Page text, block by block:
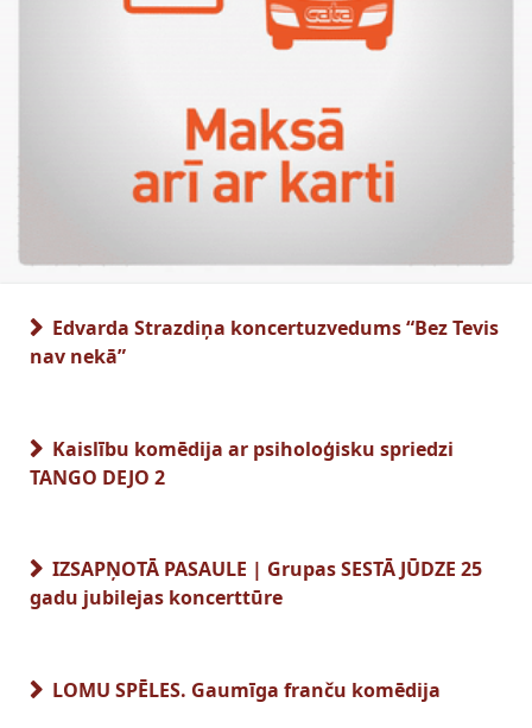
Edvarda Strazdiņa koncertuzvedums “Bez Tevis
nav nekā”
Kaislību komēdija ar psiholoģisku spriedzi
TANGO DEJO 2
IZSAPŅOTĀ PASAULE | Grupas SESTĀ JŪDZE 25
gadu jubilejas koncerttūre
LOMU SPĒLES. Gaumīga franču komēdija